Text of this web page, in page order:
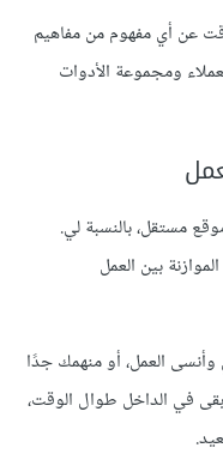
عن أي مفهوم من مفاهيم
ومجموعة الأدوات
مستقل، بالنسبة لي.
بين العمل
العمل، أو منهمك جدًا
في الداخل طوال الوقت،